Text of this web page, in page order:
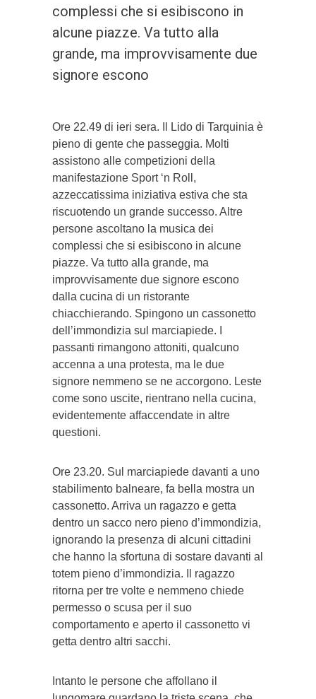
complessi che si esibiscono in
alcune piazze. Va tutto alla
grande, ma improvvisamente due
signore escono
Ore 22.49 di ieri sera. Il Lido di Tarquinia è
pieno di gente che passeggia. Molti
assistono alle competizioni della
manifestazione Sport ‘n Roll,
azzeccatissima iniziativa estiva che sta
riscuotendo un grande successo. Altre
persone ascoltano la musica dei
complessi che si esibiscono in alcune
piazze. Va tutto alla grande, ma
improvvisamente due signore escono
dalla cucina di un ristorante
chiacchierando. Spingono un cassonetto
dell’immondizia sul marciapiede. I
passanti rimangono attoniti, qualcuno
accenna a una protesta, ma le due
signore nemmeno se ne accorgono. Leste
come sono uscite, rientrano nella cucina,
evidentemente affaccendate in altre
questioni.
Ore 23.20. Sul marciapiede davanti a uno
stabilimento balneare, fa bella mostra un
cassonetto. Arriva un ragazzo e getta
dentro un sacco nero pieno d’immondizia,
ignorando la presenza di alcuni cittadini
che hanno la sfortuna di sostare davanti al
totem pieno d’immondizia. Il ragazzo
ritorna per tre volte e nemmeno chiede
permesso o scusa per il suo
comportamento e aperto il cassonetto vi
getta dentro altri sacchi.
Intanto le persone che affollano il